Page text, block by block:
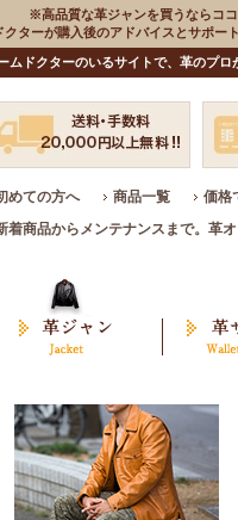
※高品質な革ジャンを買うならコ
ターが購入後のアドバイスとサポー
ムドクターのいるサイトで、革のプ
めての方へ 商品一覧 価格
着商品からメンテナンスまで。革